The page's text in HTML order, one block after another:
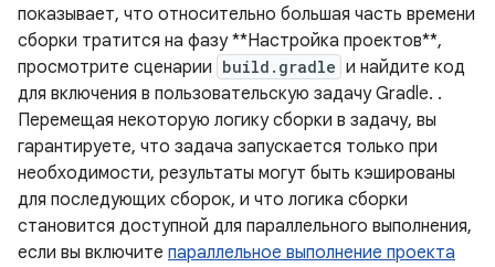
показывает, что относительно большая часть времени
сборки тратится на фазу **Настройка проектов**,
просмотрите сценарии build.gradle и найдите код
для включения в пользовательскую задачу Gradle. .
Перемещая некоторую логику сборки в задачу, вы
гарантируете, что задача запускается только при
необходимости, результаты могут быть кэшированы
для последующих сборок, и что логика сборки
становится доступной для параллельного выполнения,
если вы включите параллельное выполнение проекта